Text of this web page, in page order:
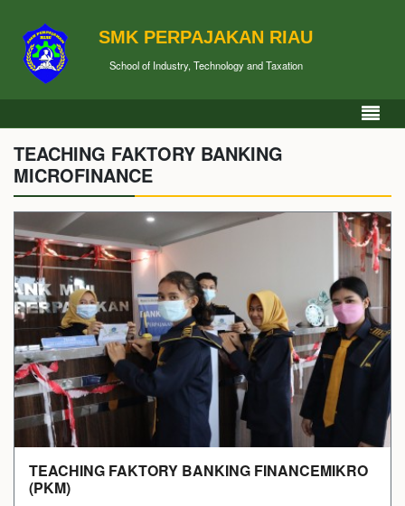
SMK PERPAJAKAN RIAU
School of Industry, Technology and Taxation
TEACHING FAKTORY BANKING
MICROFINANCE
TEACHING FAKTORY BANKING FINANCEMIKRO
(PKM)